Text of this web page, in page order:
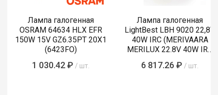
Лампа галогенная
OSRAM 64634 HLX EFR
150W 15V GZ6.35PT 20X1
(6423FO)
1 030.42 ₽ / шт.
Лампа галогенная
LightBest LBH 9020 22,8V
40W IRC (MERIVAARA
MERILUX 22.8V 40W IRC
6 817.26 ₽ / шт.